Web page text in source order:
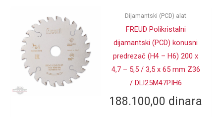
Dijamantski (PCD) alat
FREUD Polikristalni
dijamantski (PCD) konusni
predrezač (H4 – H6) 200 x
4,7 – 5,5 / 3,5 x 65 mm Z36
/ DLI25M47PIH6
188.100,00 dinara